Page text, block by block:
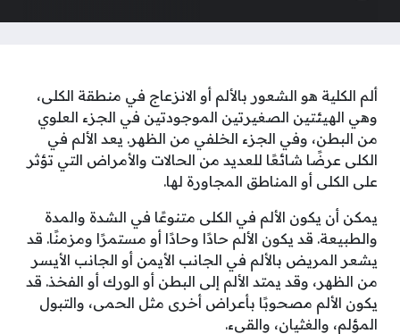
ألم الكلية هو الشعور بالألم أو الانزعاج في منطقة الكلى،
وهي الهيئتين الصغيرتين الموجودتين في الجزء العلوي
من البطن، وفي الجزء الخلفي من الظهر. يعد الألم في
الكلى عرضًا شائعًا للعديد من الحالات والأمراض التي تؤثر
على الكلى أو المناطق المجاورة لها.
يمكن أن يكون الألم في الكلى متنوعًا في الشدة والمدة
والطبيعة. قد يكون الألم حادًا وحادًا أو مستمرًا ومزمنًا. قد
يشعر المريض بالألم في الجانب الأيمن أو الجانب الأيسر
من الظهر، وقد يمتد الألم إلى البطن أو الورك أو الفخذ. قد
يكون الألم مصحوبًا بأعراض أخرى مثل الحمى، والتبول
المؤلم، والغثيان، والقيء.